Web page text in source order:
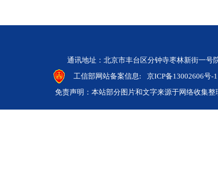
通讯地址：北京市丰台区分钟寺枣林新街一
工信部网站备案信息: 京ICP备13002606号-1
免责声明：本站部分图片和文字来源于网络收集